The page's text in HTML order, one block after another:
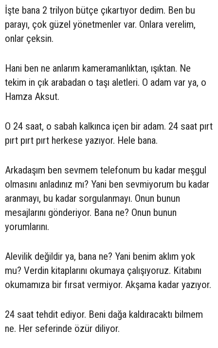
İşte bana 2 trilyon bütçe çıkartıyor dedim. Ben bu
parayı, çok güzel yönetmenler var. Onlara verelim,
onlar çeksin.
Hani ben ne anlarım kameramanlıktan, ışıktan. Ne
tekim in çık arabadan o taşı aletleri. O adam var ya, o
Hamza Aksut.
O 24 saat, o sabah kalkınca içen bir adam. 24 saat pırt
pırt pırt pırt herkese yazıyor. Hele bana.
Arkadaşım ben sevmem telefonum bu kadar meşgul
olmasını anladınız mı? Yani ben sevmiyorum bu kadar
aranmayı, bu kadar sorgulanmayı. Onun bunun
mesajlarını gönderiyor. Bana ne? Onun bunun
yorumlarını.
Alevilik değildir ya, bana ne? Yani benim aklım yok
mu? Verdin kitaplarını okumaya çalışıyoruz. Kitabını
okumamıza bir fırsat vermiyor. Akşama kadar yazıyor.
24 saat tehdit ediyor. Beni dağa kaldıracaktı bilmem
ne. Her seferinde özür diliyor.